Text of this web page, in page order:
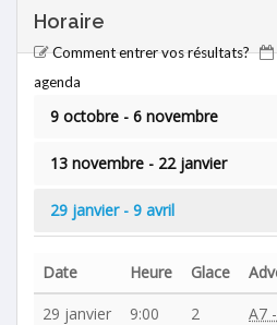
Horaire
Comment entrer vos résultats?
agenda
9 octobre - 6 novembre
13 novembre - 22 janvier
29 janvier - 9 avril
Date Heure Glace
29 janvier
9:00 2 A7